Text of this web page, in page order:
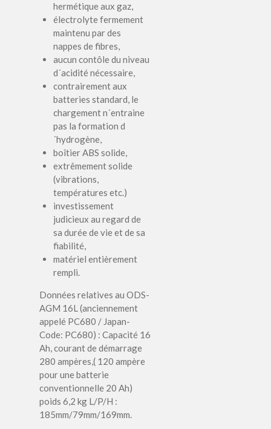
hermétique aux gaz,
électrolyte fermement
maintenu par des
nappes de fibres,
aucun contôle du niveau
d´acidité nécessaire,
contrairement aux
batteries standard, le
chargement n´entraine
pas la formation d
´hydrogène,
boîtier ABS solide,
extrêmement solide
(vibrations,
températures etc.)
investissement
judicieux au regard de
sa durée de vie et de sa
fiabilité,
matériel entièrement
rempli.
Données relatives au ODS-
AGM 16L (anciennement
appelé PC680 / Japan-
Code: PC680) : Capacité 16
Ah, courant de démarrage
280 ampères,( 120 ampère
pour une batterie
conventionnelle 20 Ah)
poids 6,2 kg L/P/H :
185mm/79mm/169mm.